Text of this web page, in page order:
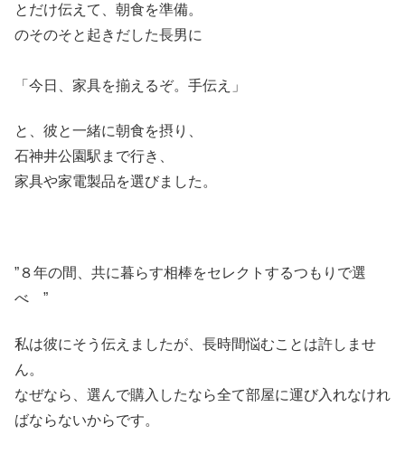
とだけ伝えて、朝食を準備。
のそのそと起きだした長男に
「今日、家具を揃えるぞ。手伝え」
と、彼と一緒に朝食を摂り、
石神井公園駅まで行き、
家具や家電製品を選びました。
”８年の間、共に暮らす相棒をセレクトするつもりで選
べ ”
私は彼にそう伝えましたが、長時間悩むことは許しませ
ん。
なぜなら、選んで購入したなら全て部屋に運び入れなけれ
ばならないからです。